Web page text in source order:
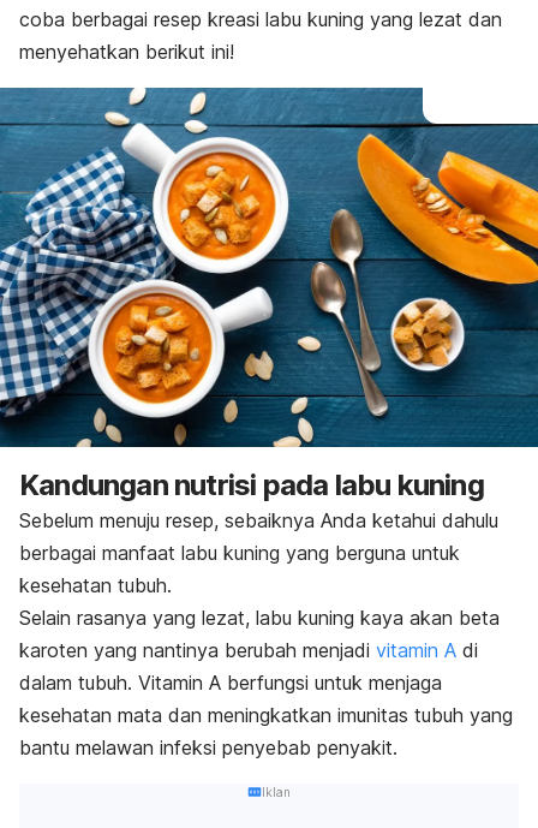
coba berbagai resep kreasi labu kuning yang lezat dan
menyehatkan berikut ini!
Kandungan nutrisi pada labu kuning
Sebelum menuju resep, sebaiknya Anda ketahui dahulu
berbagai manfaat labu kuning yang berguna untuk
kesehatan tubuh.
Selain rasanya yang lezat, labu kuning kaya akan beta
karoten yang nantinya berubah menjadi vitamin A di
dalam tubuh. Vitamin A berfungsi untuk menjaga
kesehatan mata dan meningkatkan imunitas tubuh yang
bantu melawan infeksi penyebab penyakit.
Iklan